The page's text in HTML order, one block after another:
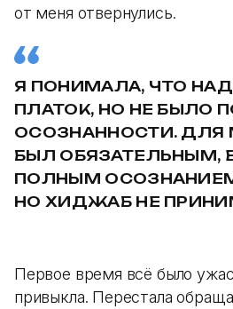
от меня отвернулись.
Я ПОНИМАЛА, ЧТО
ПЛАТОК, НО НЕ БЫЛО
ОСОЗНАННОСТИ. ДЛЯ
БЫЛ ОБЯЗАТЕЛЬНЫМ,
ПОЛНЫМ
НО ХИДЖАБ НЕ
Первое время всё было
привыкла. Перестала